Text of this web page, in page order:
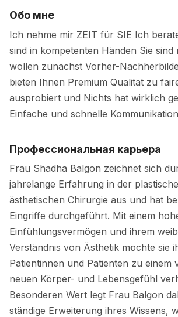
Обо мне
Ich nehme mir ZEIT für SIE Ich
sind in kompetenten Händen Sie sind
wollen zunächst Vorher-
bieten Ihnen Premium Qualität zu
ausprobiert und Nichts hat wirklich
Einfache und schnelle
Профессиональная карьера
Frau Shadha Balgon zeichnet sich
jahrelange Erfahrung in der
ästhetischen Chirurgie aus und hat
Eingriffe durchgeführt. Mit einem
Einfühlungsvermögen und ihrem
Verständnis von Ästhetik möchte sie
Patientinnen und Patienten zu einem
neuen Körper- und Lebensgefühl
Besonderen Wert legt Frau Balgon
ständige Erweiterung ihres Wissens,